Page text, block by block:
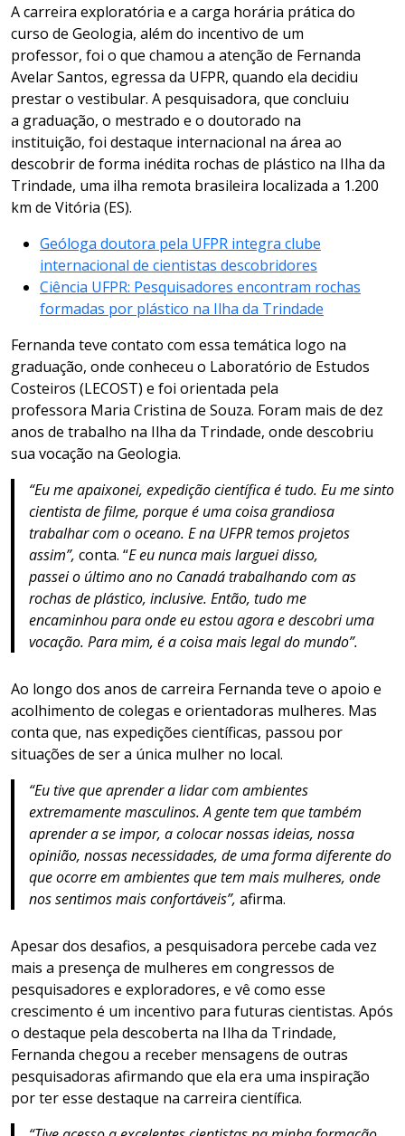
A carreira exploratória e a carga horária prática do
curso de Geologia, além do incentivo de um
professor, foi o que chamou a atenção de Fernanda
Avelar Santos, egressa da UFPR, quando ela decidiu
prestar o vestibular. A pesquisadora, que concluiu
a graduação, o mestrado e o doutorado na
instituição, foi destaque internacional na área ao
descobrir de forma inédita rochas de plástico na Ilha da
Trindade, uma ilha remota brasileira localizada a 1.200
km de Vitória (ES).
Geóloga doutora pela UFPR integra clube
internacional de cientistas descobridores
Ciência UFPR: Pesquisadores encontram rochas
formadas por plástico na Ilha da Trindade
Fernanda teve contato com essa temática logo na
graduação, onde conheceu o Laboratório de Estudos
Costeiros (LECOST) e foi orientada pela
professora Maria Cristina de Souza. Foram mais de dez
anos de trabalho na Ilha da Trindade, onde descobriu
sua vocação na Geologia.
“Eu me apaixonei, expedição científica é tudo. Eu me sinto
cientista de filme, porque é uma coisa grandiosa
trabalhar com o oceano. E na UFPR temos projetos
assim”, conta. “E eu nunca mais larguei disso,
passei o último ano no Canadá trabalhando com as
rochas de plástico, inclusive. Então, tudo me
encaminhou para onde eu estou agora e descobri uma
vocação. Para mim, é a coisa mais legal do mundo”.
Ao longo dos anos de carreira Fernanda teve o apoio e
acolhimento de colegas e orientadoras mulheres. Mas
conta que, nas expedições científicas, passou por
situações de ser a única mulher no local.
“Eu tive que aprender a lidar com ambientes
extremamente masculinos. A gente tem que também
aprender a se impor, a colocar nossas ideias, nossa
opinião, nossas necessidades, de uma forma diferente do
que ocorre em ambientes que tem mais mulheres, onde
nos sentimos mais confortáveis”, afirma.
Apesar dos desafios, a pesquisadora percebe cada vez
mais a presença de mulheres em congressos de
pesquisadores e exploradores, e vê como esse
crescimento é um incentivo para futuras cientistas. Após
o destaque pela descoberta na Ilha da Trindade,
Fernanda chegou a receber mensagens de outras
pesquisadoras afirmando que ela era uma inspiração
por ter esse destaque na carreira científica.